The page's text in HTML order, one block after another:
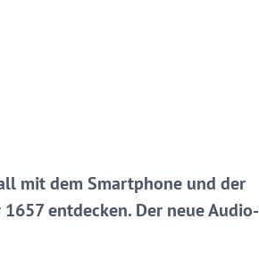
mit dem Smartphone und der
entdecken. Der neue Audio-